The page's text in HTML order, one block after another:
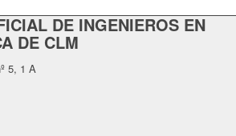
DE INGENIEROS EN
DE CLM
5, 1 A